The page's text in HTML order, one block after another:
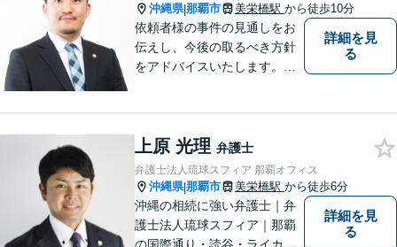
ださい。
沖縄県|那覇市 美栄橋駅 から徒歩10分
依頼者様の事件の見通しをお
伝えし、今後の取るべき方針
をアドバイスいたします。徹
詳細を見
る
上原 光理 弁護士
弁護士法人琉球スフィア 那覇オフィス
沖縄県|那覇市 美栄橋駅 から徒歩6分
沖縄の相続に強い弁護士｜弁
護士法人琉球スフィア｜那覇
詳細を見
る